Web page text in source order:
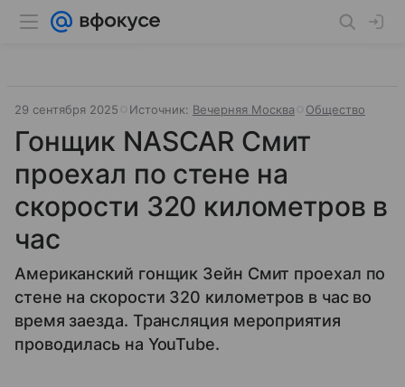
29 сентября 2025 Источник: Вечерняя Москва Общество
Гонщик NASCAR Смит
проехал по стене на
скорости 320 километров в
час
Американский гонщик Зейн Смит проехал по
стене на скорости 320 километров в час во
время заезда. Трансляция мероприятия
проводилась на YouTube.